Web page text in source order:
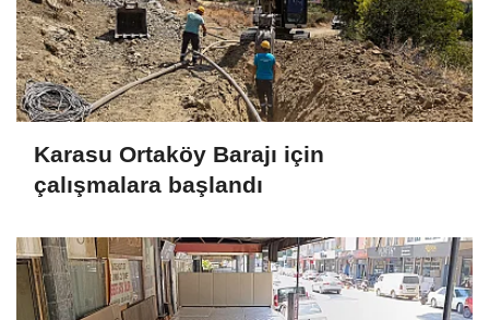
Karasu Ortaköy Barajı için
çalışmalara başlandı